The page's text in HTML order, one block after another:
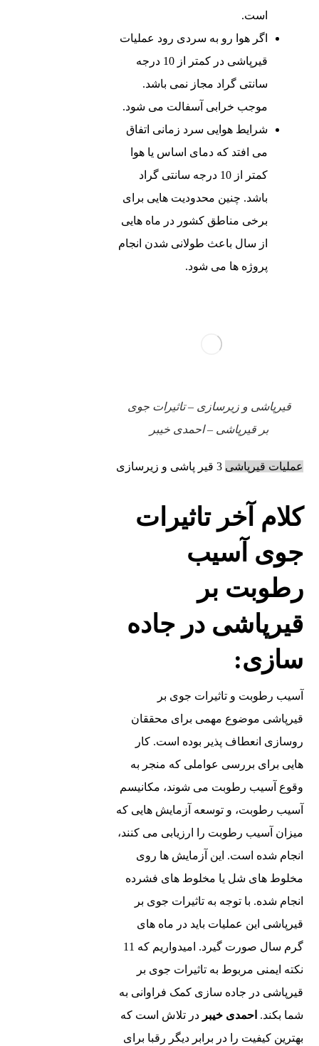
است.
اگر هوا رو به سردی رود عملیات
قیرپاشی در کمتر از 10 درجه
سانتی‌ گراد مجاز نمی ‌باشد.
موجب خرابی آسفالت می‌ شود.
شرایط هوایی سرد زمانی اتفاق
می ‌افتد که دمای اساس یا هوا
کمتر از 10 درجه سانتی‌ گراد
باشد. چنین محدودیت ‌هایی برای
برخی مناطق کشور در ماه‌ هایی
از سال باعث طولانی شدن انجام
پروژه ‌ها می‌ شود.
قیرپاشی و زیرسازی – تاثیرات جوی
بر قیرپاشی – احمدی خیبر
عملیات قیرپاشی 3 قیر پاشی و زیرسازی
کلام آخر تاثیرات
جوی آسیب
رطوبت بر
قیرپاشی در جاده
سازی:
آسیب رطوبت و تاثیرات جوی بر
قیرپاشی موضوع مهمی برای محققان
روسازی انعطاف پذیر بوده است. کار
هایی برای بررسی عواملی که منجر به
وقوع آسیب رطوبت می‌ شوند، مکانیسم
آسیب رطوبت، و توسعه آزمایش ‌هایی که
میزان آسیب رطوبت را ارزیابی می‌ کنند،
انجام شده است. این آزمایش ‌ها روی
مخلوط ‌های شل یا مخلوط ‌های فشرده
انجام شده. با توجه به تاثیرات جوی بر
قیرپاشی این عملیات باید در ماه های
گرم سال صورت گیرد. امیدواریم که 11
نکته ایمنی مربوط به تاثیرات جوی بر
قیرپاشی در جاده سازی کمک فراوانی به
شما بکند. احمدی خیبر در تلاش است که
بهترین کیفیت را در برابر دیگر رقبا برای